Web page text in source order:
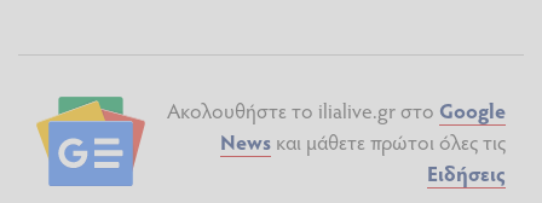
Ακολουθήστε το ilialive.gr στο Google
News και μάθετε πρώτοι όλες τις
Ειδήσεις